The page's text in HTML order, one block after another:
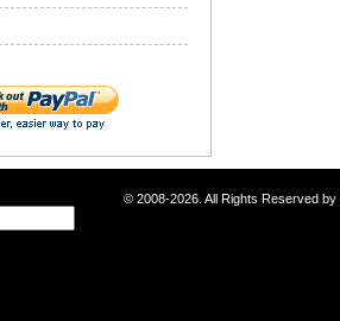
© 2008-2026. All Rights Reserved